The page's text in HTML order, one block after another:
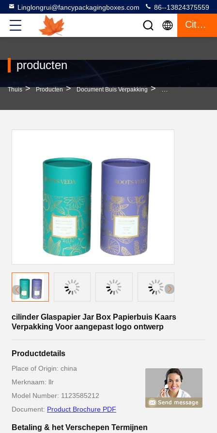
Linglongrui@fancypackagingboxes.com 86--13824375559
Citaat
producten
Thuis > Producten > Document Buis Verpakking > Cilinder Glaspapier
cilinder Glaspapier Jar Box Papierbuis Kaars
Verpakking Voor aangepast logo ontwerp
Productdetails
Place of Origin: china
Merknaam: llr
Model Number: 1123585212
Document: Product Brochure PDF
Betaling & het Verschepen Termijnen